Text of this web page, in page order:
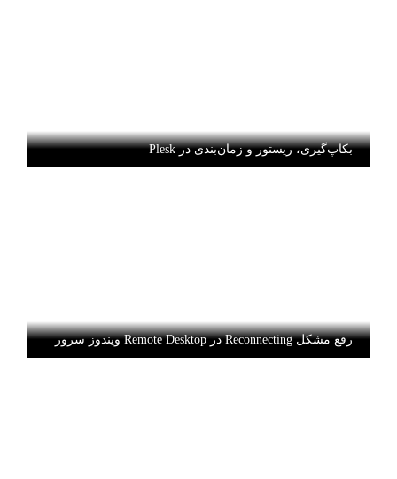
بکاپ‌گیری، ریستور و زمان‌بندی در Plesk
رفع مشکل Reconnecting در Remote Desktop ویندوز سرور